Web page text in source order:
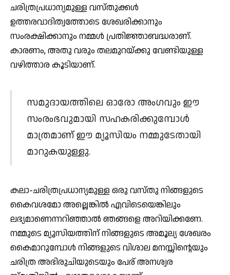
ചരിത്രപ്രധാന്യമുള്ള വസ്തുക്കള്‍
ഉത്തരവാദിത്വത്തോടെ ശേഖരിക്കാനും
സംരക്ഷിക്കാനും നമ്മൾ പ്രതിജ്ഞാബദ്ധരാണ്.
കാരണം, അതു വരും തലമുറയ്ക്കു വേണ്ടിയുള്ള
വഴിത്താര കൂടിയാണ്.
സമുദായത്തിലെ ഓരോ അംഗവും ഈ
സംരംഭവുമായി സഹകരിക്കുമ്പോൾ
മാത്രമാണ് ഈ മ്യൂസിയം നമ്മുടേതായി
മാറുകയുള്ളു.
കലാ-ചരിത്രപ്രധാന്യമുള്ള ഒരു വസ്തു നിങ്ങളുടെ
കൈവശമോ അല്ലെങ്കിൽ എവിടെയെങ്കിലും
ലഭ്യമാണെന്നറിഞ്ഞാൽ ഞങ്ങളെ അറിയിക്കണേ.
നമ്മുടെ മ്യൂസിയത്തിന് നിങ്ങളുടെ അമൂല്യ ശേഖരം
കൈമാറുമ്പോള്‍ നിങ്ങളുടെ വിശാല മനസ്സിന്റെയും
ചരിത്ര അഭിരുചിയുടെയും പേര് അനശ്വര